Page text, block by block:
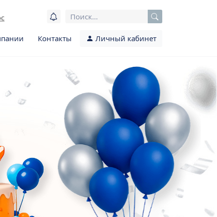
Контакты Личный кабинет